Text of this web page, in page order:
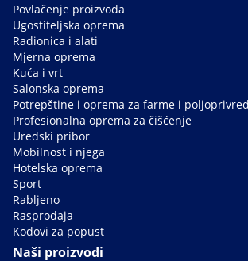
Povlačenje proizvoda
Ugostiteljska oprema
Radionica i alati
Mjerna oprema
Kuća i vrt
Salonska oprema
Potrepštine i oprema za farme i
Profesionalna oprema za čišćenje
Uredski pribor
Mobilnost i njega
Hotelska oprema
Sport
Rabljeno
Rasprodaja
Kodovi za popust
Naši proizvodi